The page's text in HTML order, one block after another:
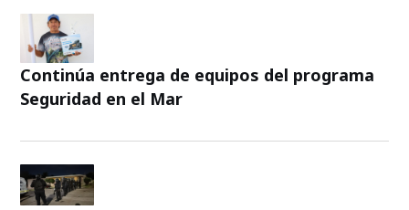
Continúa entrega de equipos del programa
Seguridad en el Mar